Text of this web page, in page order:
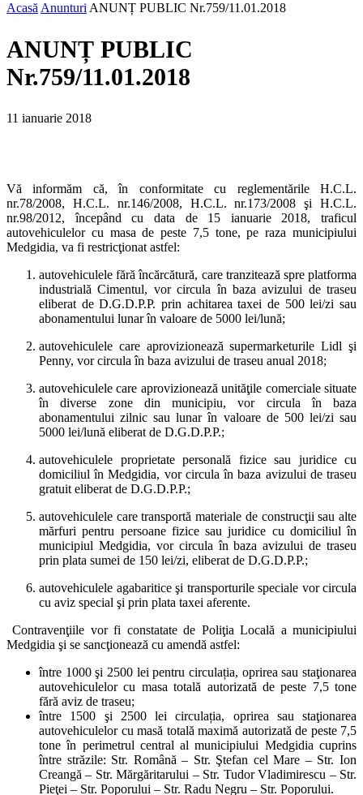
Acasă Anunturi ANUNȚ PUBLIC Nr.759/11.01.2018
ANUNȚ PUBLIC
Nr.759/11.01.2018
11 ianuarie 2018
Vă informăm că, în conformitate cu reglementările H.C.L.
nr.78/2008, H.C.L. nr.146/2008, H.C.L. nr.173/2008 şi H.C.L.
nr.98/2012, începând cu data de 15 ianuarie 2018, traficul
autovehiculelor cu masa de peste 7,5 tone, pe raza municipiului
Medgidia, va fi restricţionat astfel:
autovehiculele fără încărcătură, care tranzitează spre platforma
industrială Cimentul, vor circula în baza avizului de traseu
eliberat de D.G.D.P.P. prin achitarea taxei de 500 lei/zi sau
abonamentului lunar în valoare de 5000 lei/lună;
autovehiculele care aprovizionează supermarketurile Lidl şi
Penny, vor circula în baza avizului de traseu anual 2018;
autovehiculele care aprovizionează unităţile comerciale situate
în diverse zone din municipiu, vor circula în baza
abonamentului zilnic sau lunar în valoare de 500 lei/zi sau
5000 lei/lună eliberat de D.G.D.P.P.;
autovehiculele proprietate personală fizice sau juridice cu
domiciliul în Medgidia, vor circula în baza avizului de traseu
gratuit eliberat de D.G.D.P.P.;
autovehiculele care transportă materiale de construcţii sau alte
mărfuri pentru persoane fizice sau juridice cu domiciliul în
municipiul Medgidia, vor circula în baza avizului de traseu
prin plata sumei de 150 lei/zi, eliberat de D.G.D.P.P.;
autovehiculele agabaritice şi transporturile speciale vor circula
cu aviz special şi prin plata taxei aferente.
Contravenţiile vor fi constatate de Poliţia Locală a municipiului
Medgidia şi se sancţionează cu amendă astfel:
între 1000 şi 2500 lei pentru circulația, oprirea sau staţionarea
autovehiculelor cu masa totală autorizată de peste 7,5 tone
fără aviz de traseu;
între 1500 şi 2500 lei circulația, oprirea sau staţionarea
autovehiculelor cu masă totală maximă autorizată de peste 7,5
tone în perimetrul central al municipiului Medgidia cuprins
între străzile: Str. Română – Str. Ştefan cel Mare – Str. Ion
Creangă – Str. Mărgăritarului – Str. Tudor Vladimirescu – Str.
Pieţei – Str. Poporului – Str. Radu Negru – Str. Poporului.